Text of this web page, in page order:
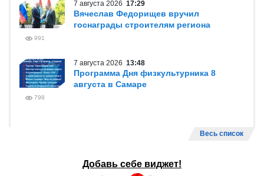
7 августа 2026 17:29
Вячеслав Федорищев вручил
госнаграды строителям региона
991
7 августа 2026 13:48
Программа Дня физкультурника 8
августа в Самаре
798
Весь список
Добавь себе виджет!